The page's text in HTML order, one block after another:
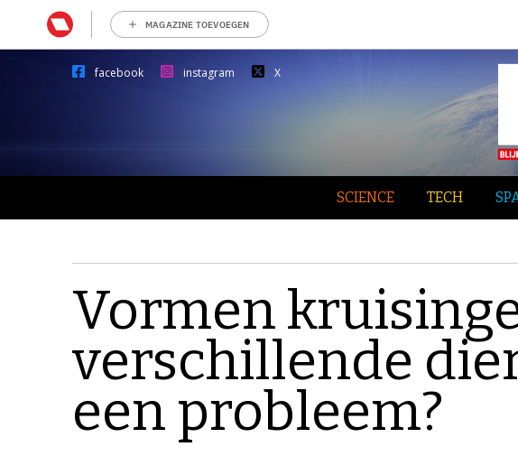
MAGAZINE TOEVOEGEN
facebook instagram X
SCIENCE TECH
Vormen
verschillende
een probleem?